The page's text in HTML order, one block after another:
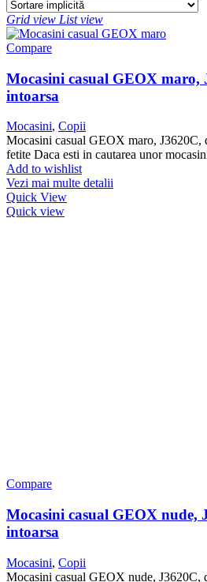
Grid view List view
Compare
Mocasini casual GEOX maro,
intoarsa
Mocasini, Copii
Mocasini casual GEOX maro, J3620C,
fetite Daca esti in cautarea unor
Add to wishlist
Vezi mai multe detalii
Quick View
Quick view
Compare
Mocasini casual GEOX nude,
intoarsa
Mocasini, Copii
Mocasini casual GEOX nude, J3620C,